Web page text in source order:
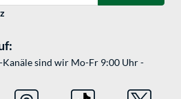
Kanäle sind wir Mo-Fr 9:00 Uhr -